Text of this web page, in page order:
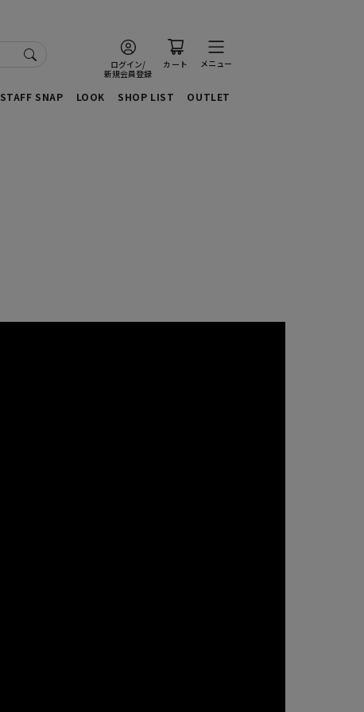
ログイン/
新規会員登録
カート メニュー
STAFF SNAP LOOK SHOP LIST OUTLET